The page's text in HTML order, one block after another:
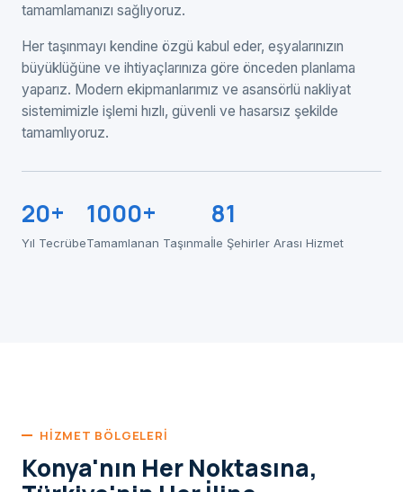
tamamlamanızı sağlıyoruz.
Her taşınmayı kendine özgü kabul eder, eşyalarınızın
büyüklüğüne ve ihtiyaçlarınıza göre önceden planlama
yaparız. Modern ekipmanlarımız ve asansörlü nakliyat
sistemimizle işlemi hızlı, güvenli ve hasarsız şekilde
tamamlıyoruz.
20+
Yıl Tecrübe
1000+
Tamamlanan Taşınma
81
İle Şehirler Arası Hizmet
HIZMET BÖLGELERI
Konya'nın Her Noktasına,